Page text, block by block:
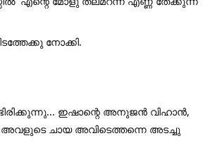
നോക്കി.
ഇഷാന്റെ അനുജൻ വിഹാൻ,
അവളുടെ ചായ അവിടെത്തന്നെ അടച്ചു